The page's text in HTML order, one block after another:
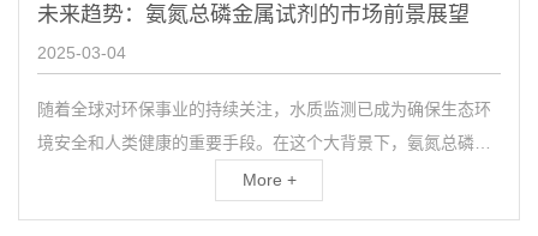
未来趋势：氨氮总磷金属试剂的市场前景展望
2025-03-04
随着全球对环保事业的持续关注，水质监测已成为确保生态环
境安全和人类健康的重要手段。在这个大背景下，氨氮总磷金
属试剂，一种专门用于测定水体中氨氮、总磷等关键参数的专
More +